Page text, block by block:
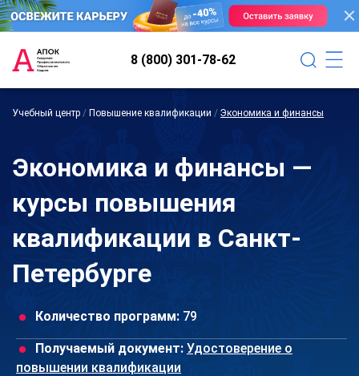
8 (800) 301-78-62
Учебный центр / Повышение квалификации / Экономика и финансы
Экономика и финансы —
курсы повышения
квалификации в Санкт-
Петербурге
Количество программ: 79
Получаемый документ: Удостоверение о
повышении квалификации